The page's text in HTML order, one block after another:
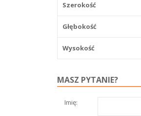
Szerokość
Głębokość
Wysokość
MASZ PYTANIE?
Imię: